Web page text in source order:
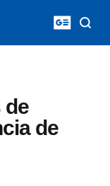
de
de